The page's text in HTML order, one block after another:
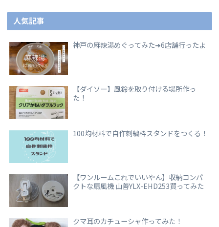
人気記事
神戸の麻辣湯めぐってみた➜6店舗行ったよ
【ダイソー】風鈴を取り付ける場所作っ
た！
100均材料で自作刺繍枠スタンドをつくる！
【ワンルームこれでいいやん】収納コンパ
クトな扇風機 山善YLX-EHD253買ってみた
クマ耳のカチューシャ作ってみた！